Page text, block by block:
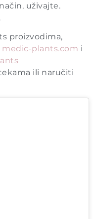
uživajte.
proizvodima,
medic-plants.com i
ili naručiti